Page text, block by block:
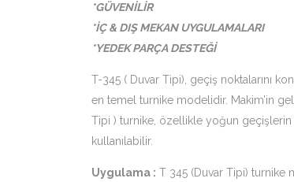
*GÜVENİLİR
*İÇ & DIŞ MEKAN UYGULAMALARI
*YEDEK PARÇA DESTEĞİ
T-345 ( Duvar Tipi), geçiş noktalarını
en temel turnike modelidir. Makim’in
Tipi ) turnike, özellikle yoğun
kullanılabilir.
Uygulama : T 345 (Duvar Tipi) turnike